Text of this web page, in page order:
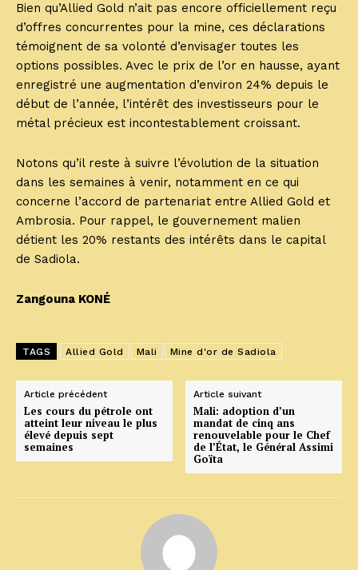
Bien qu’Allied Gold n’ait pas encore officiellement reçu
d’offres concurrentes pour la mine, ces déclarations
témoignent de sa volonté d’envisager toutes les
options possibles. Avec le prix de l’or en hausse, ayant
enregistré une augmentation d’environ 24% depuis le
début de l’année, l’intérêt des investisseurs pour le
métal précieux est incontestablement croissant.
Notons qu’il reste à suivre l’évolution de la situation
dans les semaines à venir, notamment en ce qui
concerne l’accord de partenariat entre Allied Gold et
Ambrosia. Pour rappel, le gouvernement malien
détient les 20% restants des intérêts dans le capital
de Sadiola.
Zangouna KONÉ
TAGS Allied Gold Mali Mine d'or de Sadiola
Article précédent
Les cours du pétrole ont
atteint leur niveau le plus
élevé depuis sept
semaines
Article suivant
Mali: adoption d’un
mandat de cinq ans
renouvelable pour le Chef
de l’État, le Général Assimi
Goïta